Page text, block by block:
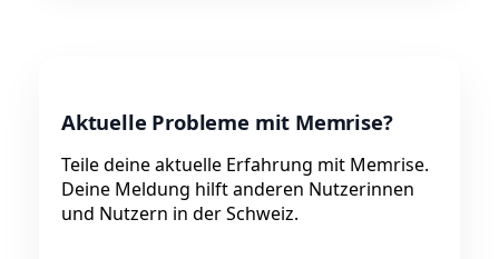
Aktuelle Probleme mit Memrise?
Teile deine aktuelle Erfahrung mit Memrise.
Deine Meldung hilft anderen Nutzerinnen
und Nutzern in der Schweiz.